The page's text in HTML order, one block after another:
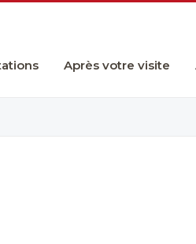
Après votre visite